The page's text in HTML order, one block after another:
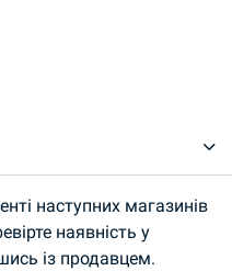
наступних магазинів
наявність у
із продавцем.